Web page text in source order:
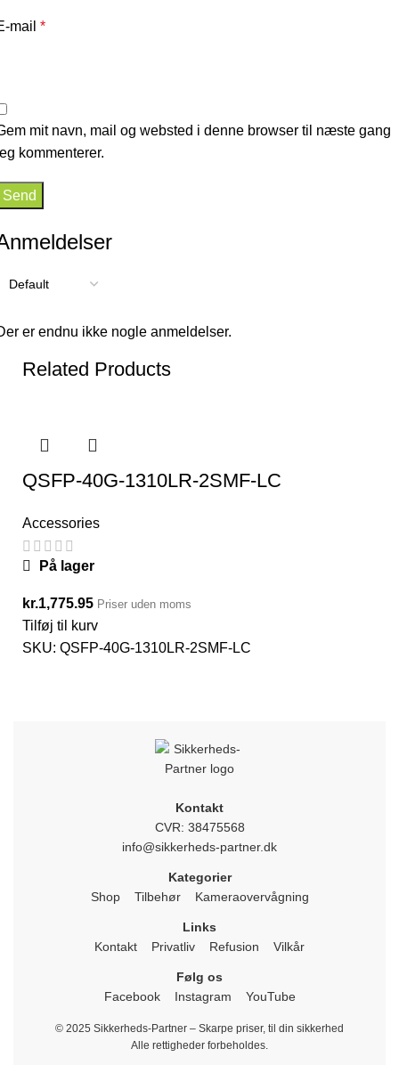
er endnu ikke nogle anmeldelser.
mail *
mit navn, mail og websted i denne browser til næste gang
kommenterer.
Related Products
QSFP-40G-1310LR-2SMF-LC
Accessories
På lager
kr.1,775.95 Priser uden moms
Tilføj til kurv
SKU: QSFP-40G-1310LR-2SMF-LC
Kontakt
CVR: 38475568
info@sikkerheds-partner.dk
Kategorier
Shop
Tilbehør Kameraovervågning
Links
Kontakt
Privatliv Refusion Vilkår
Følg os
Facebook
Instagram YouTube
© 2025 Sikkerheds-Partner – Skarpe priser, til din sikkerhed
Alle rettigheder forbeholdes.